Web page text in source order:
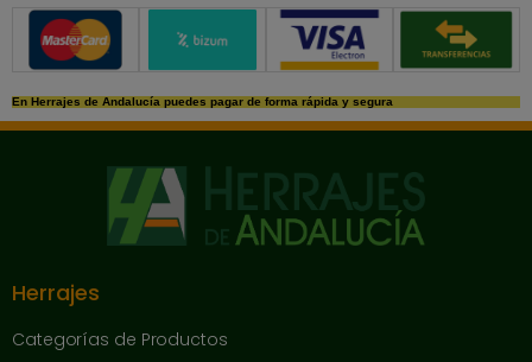
Métodos de pago seguros
En Herrajes de Andalucía puedes pagar de forma rápida y segura
Herrajes
Categorías de Productos